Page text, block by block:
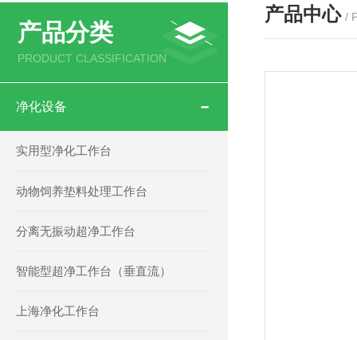
产品分类
PRODUCT CLASSIFICATION
净化设备
实用型净化工作台
动物饲养垫料处理工作台
分离无振动超净工作台
智能型超净工作台（垂直流）
上海净化工作台
产品中心 /